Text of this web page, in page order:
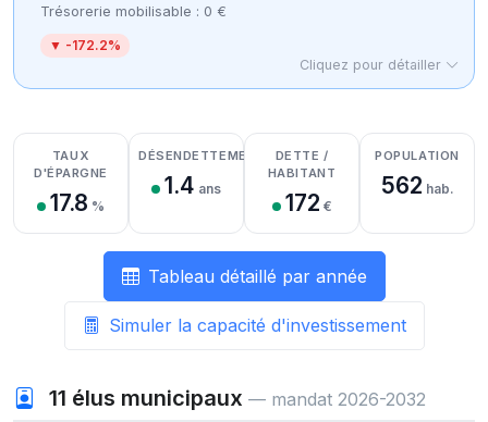
Trésorerie mobilisable : 0 €
▼ -172.2%
Cliquez pour détailler
Détail des recettes
Détail des dépenses
Détail de la trésorerie
TAUX
D'ÉPARGNE
17.8 %
DÉSENDETTEMENT
1.4 ans
DETTE /
HABITANT
172 €
POPULATION
562 hab.
Tableau détaillé par année
Simuler la capacité d'investissement
11 élus municipaux — mandat 2026-2032